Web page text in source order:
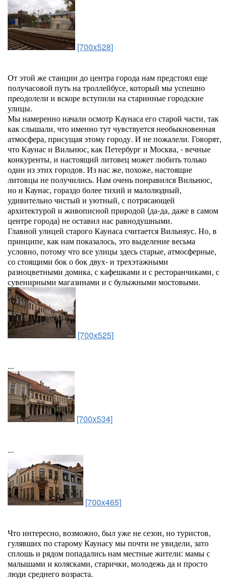
[700x528]
От этой же станции до центра города нам предстоял еще
получасовой путь на троллейбусе, который мы успешно
преодолели и вскоре вступили на старинные городские
улицы.
Мы намеренно начали осмотр Каунаса его старой части, так
как слышали, что именно тут чувствуется необыкновенная
атмосфера, присущая этому городу. И не пожалели. Говорят,
что Каунас и Вильнюс, как Петербург и Москва, - вечные
конкуренты, и настоящий литовец может любить только
один из этих городов. Из нас же, похоже, настоящие
литовцы не получились. Нам очень понравился Вильнюс,
но и Каунас, гораздо более тихий и малолюдный,
удивительно чистый и уютный, с потрясающей
архитектурой и живописной природой (да-да, даже в самом
центре города) не оставил нас равнодушными.
Главной улицей старого Каунаса считается Вильняус. Но, в
принципе, как нам показалось, это выделение весьма
условно, потому что все улицы здесь старые, атмосферные,
со стоящими бок о бок двух- и трехэтажными
разноцветными домика, с кафешками и с ресторанчиками, с
сувенирными магазинами и с булыжными мостовыми.
[700x525]
...
[700x534]
...
[700x465]
Что интересно, возможно, был уже не сезон, но туристов,
гулявших по старому Каунасу мы почти не увидели, зато
сплошь и рядом попадались нам местные жители: мамы с
малышами и колясками, старички, молодежь да и просто
люди среднего возраста.